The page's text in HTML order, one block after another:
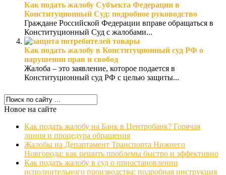
Как подать жалобу Субъекта Федерации в
Конституционный Суд: подробное руководство
Граждане Российской Федерации вправе обращаться в
Конституционный Суд с жалобами...
Как подать жалобу в Конституционный суд РФ о
нарушении прав и свобод
Жалоба – это заявление, которое подается в
Конституционный суд РФ с целью защиты...
Новое на сайте
Как подать жалобу на Банк в Центробанк? Горячая
линия и процедура обращения
Жалобы на Департамент Транспорта Нижнего
Новгорода: как решить проблемы быстро и эффективно
Как подать жалобу в суд о приостановлении
исполнительного производства: подробная инструкция